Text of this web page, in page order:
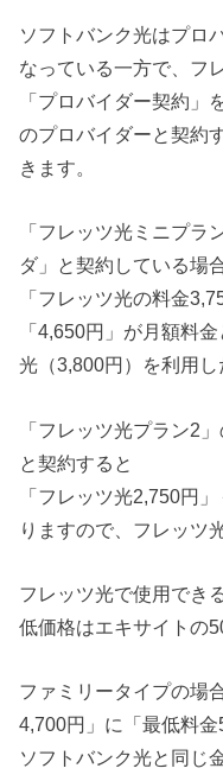
ソフトバンク光はプロ
なっている一方で、フ
「プロバイダー契約」
のプロバイダーと契約
きます。
「フレッツ光ミニプラ
ダ」と契約している場
「フレッツ光の料金
「4,650円」が月額料
光（3,800円）を利用し
「フレッツ光プラン2
と契約すると
「フレッツ光2,750円
りますので、フレッツ
フレッツ光で使用でき
低価格はエキサイトの
ファミリータイプの場
4,700円」に「最低料
ソフトバンク光と同じ